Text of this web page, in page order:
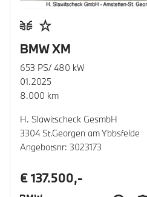
BMW XM
653 PS/ 480 kW
01.2025
8.000 km
H. Slawitscheck GesmbH
3304 St.Georgen am Ybbsfelde
Angebotsnr: 3023173
€ 137.500,-